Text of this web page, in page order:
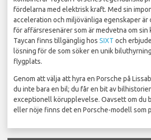
fördelarna med elektrisk kraft. Med sin
acceleration och miljövänliga egenskaper är
för affärsresenärer som är medvetna om sin
Taycan finns tillgänglig hos SIXT och
lösning för de som söker en unik
flygplats.
Genom att välja att hyra en Porsche på
du inte bara en bil; du får en bit av
exceptionell körupplevelse. Oavsett om du
eller nöje finns det en Porsche-modell som